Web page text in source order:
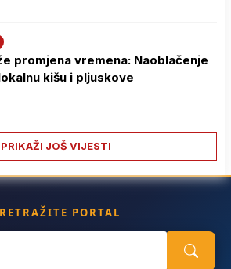
promjena vremena: Naoblačenje
kišu i pljuskove
PRIKAŽI JOŠ VIJESTI
PORTAL